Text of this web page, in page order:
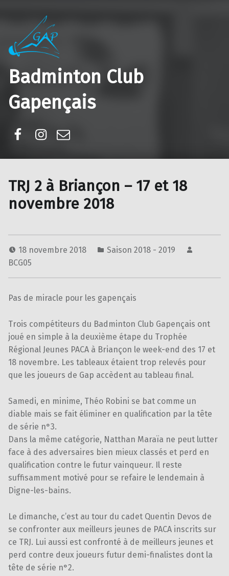
Badminton Club
Gapençais
TRJ 2 à Briançon – 17 et 18
novembre 2018
18 novembre 2018
Saison 2018 - 2019
BCG05
Pas de miracle pour les gapençais
Trois compétiteurs du Badminton Club Gapençais ont
joué en simple à la deuxième étape du Trophée
Régional Jeunes PACA à Briançon le week-end des 17 et
18 novembre. Les tableaux étaient trop relevés pour
que les joueurs de Gap accèdent au tableau final.
Samedi, en minime, Théo Robini se bat comme un
diable mais se fait éliminer en qualification par la tête
de série n°3.
Dans la même catégorie, Natthan Maraïa ne peut lutter
face à des adversaires bien mieux classés et perd en
qualification contre le futur vainqueur. Il reste
suffisamment motivé pour se refaire le lendemain à
Digne-les-bains.
Le dimanche, c’est au tour du cadet Quentin Devos de
se confronter aux meilleurs jeunes de PACA inscrits sur
ce TRJ. Lui aussi est confronté à de meilleurs jeunes et
perd contre deux joueurs futur demi-finalistes dont la
tête de série n°2.